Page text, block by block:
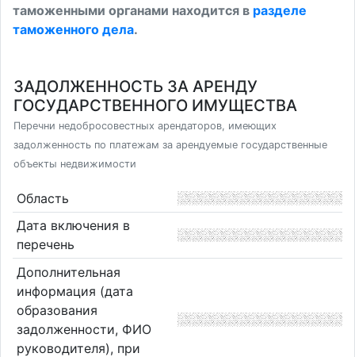
таможенными органами находится в разделе
таможенного дела.
ЗАДОЛЖЕННОСТЬ ЗА АРЕНДУ
ГОСУДАРСТВЕННОГО ИМУЩЕСТВА
Перечни недобросовестных арендаторов, имеющих
задолженность по платежам за арендуемые государственные
объекты недвижимости
Область
Дата включения в
перечень
Дополнительная
информация (дата
образования
задолженности, ФИО
руководителя), при